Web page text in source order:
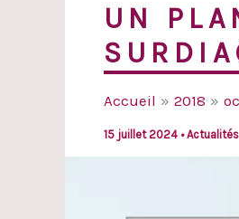
UN
Accueil 2018
15 juillet 2024 •Actualités